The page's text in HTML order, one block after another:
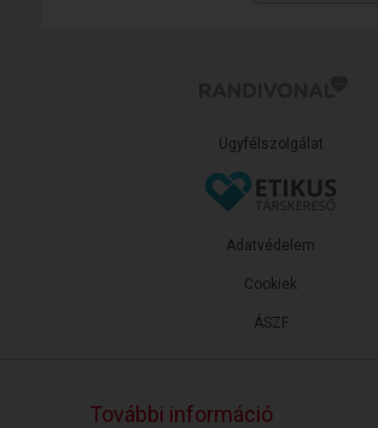
Ügyfélszolgálat
ÁSZF
Adatvédelem
Cookiek
További információ